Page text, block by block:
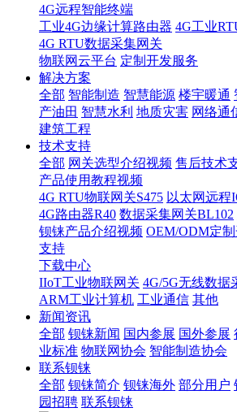
4G远程智能终端
工业4G边缘计算路由器 4G工业
4G RTU数据采集网关
物联网云平台 定制开发服务
解决方案
全部 智能制造 智慧能源 楼宇暖通
产油田 智慧水利 地质灾害 网络通
建筑工程
技术支持
全部 网关选型介绍视频 售后技术
产品使用教程视频
4G RTU物联网关S475 以太网远程
4G路由器R40 数据采集网关BL102
钡铼产品介绍视频 OEM/ODM定
支持
下载中心
IIoT工业物联网关 4G/5G无线数据
ARM工业计算机 工业通信 其他
新闻资讯
全部 钡铼新闻 国内参展 国外参展
业标准 物联网协会 智能制造协会
联系钡铼
全部 钡铼简介 钡铼海外 部分用户
园招聘 联系钡铼